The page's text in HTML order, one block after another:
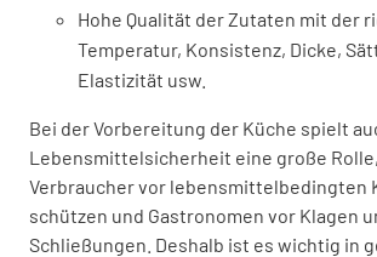
Hohe Qualität der Zutaten mit der
Temperatur, Konsistenz, Dicke,
Elastizität usw.
Bei der Vorbereitung der Küche spielt
Lebensmittelsicherheit eine große
Verbraucher vor lebensmittelbedingten
schützen und Gastronomen vor Klagen
Schließungen. Deshalb ist es wichtig in